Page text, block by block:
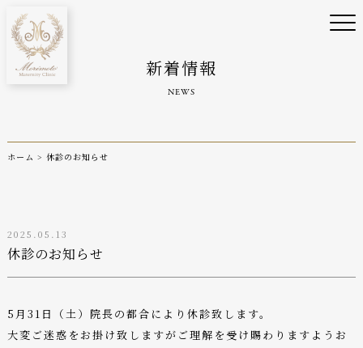
新着情報
NEWS
ホーム > 休診のお知らせ
休診のお知らせ
2025.05.13
5月31日（土）院長の都合により休診致します。
大変ご迷惑をお掛け致しますがご理解を受け賜わりますようお